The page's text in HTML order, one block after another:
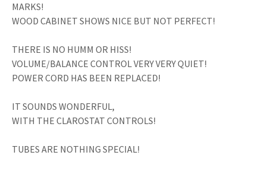
MARKS!
WOOD CABINET SHOWS NICE BUT NOT PERFECT!
THERE IS NO HUMM OR HISS!
VOLUME/BALANCE CONTROL VERY VERY QUIET!
POWER CORD HAS BEEN REPLACED!
IT SOUNDS WONDERFUL,
WITH THE CLAROSTAT CONTROLS!
TUBES ARE NOTHING SPECIAL!